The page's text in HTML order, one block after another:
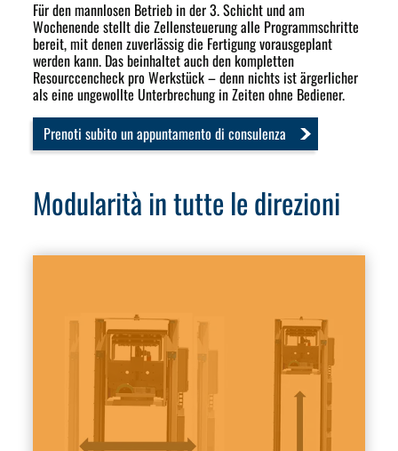
Für den mannlosen Betrieb in der 3. Schicht und am
Wochenende stellt die Zellensteuerung alle Programmschritte
bereit, mit denen zuverlässig die Fertigung vorausgeplant
werden kann. Das beinhaltet auch den kompletten
Resourccencheck pro Werkstück – denn nichts ist ärgerlicher
als eine ungewollte Unterbrechung in Zeiten ohne Bediener.
Prenoti subito un appuntamento di consulenza
Modularità in tutte le direzioni